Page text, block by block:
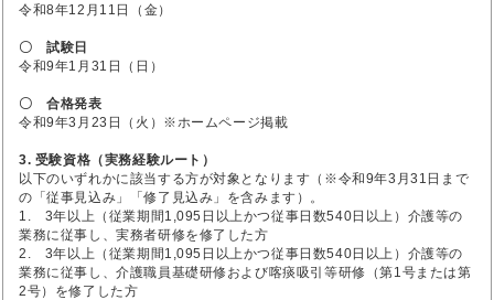
令和8年12月11日（金）
〇 試験日
令和9年1月31日（日）
〇 合格発表
令和9年3月23日（火）※ホームページ掲載
3. 受験資格（実務経験ルート）
以下のいずれかに該当する方が対象となります（※令和9年3月31日まで
の「従事見込み」「修了見込み」を含みます）。
1. 3年以上（従業期間1,095日以上かつ従事日数540日以上）介護等の
業務に従事し、実務者研修を修了した方
2. 3年以上（従業期間1,095日以上かつ従事日数540日以上）介護等の
業務に従事し、介護職員基礎研修および喀痰吸引等研修（第1号または第
2号）を修了した方